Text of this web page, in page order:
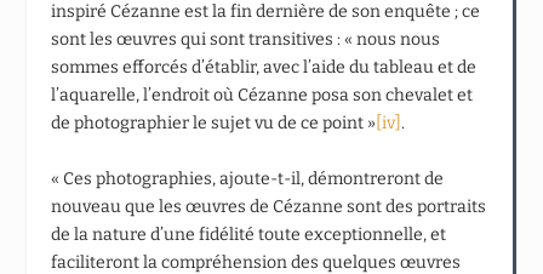
inspiré Cézanne est la fin dernière de son enquête ; ce
sont les œuvres qui sont transitives : « nous nous
sommes efforcés d’établir, avec l’aide du tableau et de
l’aquarelle, l’endroit où Cézanne posa son chevalet et
de photographier le sujet vu de ce point » [iv].
« Ces photographies, ajoute-t-il, démontreront de
nouveau que les œuvres de Cézanne sont des portraits
de la nature d’une fidélité toute exceptionnelle, et
faciliteront la compréhension des quelques œuvres